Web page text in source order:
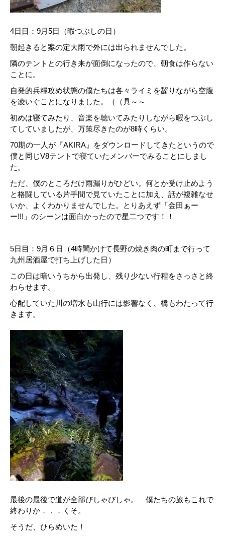
4日目：9月5日（暇つぶしの日）
朝起きると案の定大雨で外には出られませんでした。
隣のテントとの行き来が面倒になったので、朝食は作らない
ことに。
自発的兵糧攻め状態の僕たちは各々ライミを齧りながら空腹
を凌いぐことになりました。（（具～～
初めは寝てみたり、音楽を聴いてみたりしながら暇をつぶし
てしていましたが、万策尽きたのが8時くらい。
70期の一人が『AKIRA』をダウンロードしてきたというので
僕と同じV8テントで寝ていたメンバーでみることにしまし
た。
ただ、僕のところだけ雨漏りがひどい。何とか受け止めよう
と格闘している片手間で見ていたことに加え、話が複雑なせ
いか、よくわかりませんでした。とりあえず「金田ぁー
ー!!!」のシーンは面白かったので星二つです！！
5日目：9月６日（4時間かけて長野の焼き肉の町まで行って
九州居酒屋で打ち上げした日）
この日は暗いうちから出発し、残り少ない行程をさっさと終
わらせます。
心配していた川の増水も山行には影響なく、橋もわたって行
きます。
最後の最後で道が全部びしゃびしゃ。 僕たちの旅もこれで
終わりか．．．くそ。
そうだ、ひらめいた！